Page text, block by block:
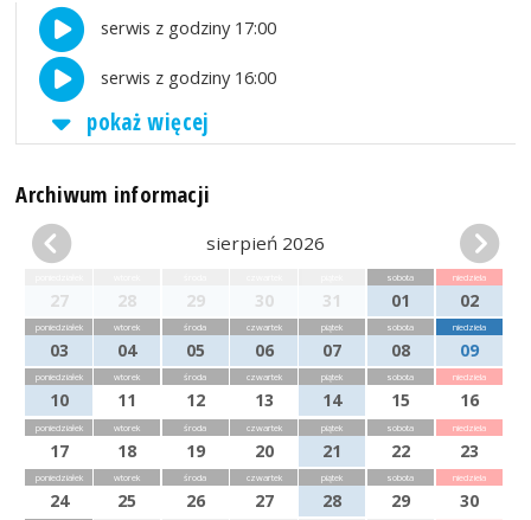
serwis z godziny 17:00
serwis z godziny 16:00
pokaż więcej
Archiwum informacji
sierpień 2026
27 28 29 30 31
sobota
01
niedziela
02
poniedziałek
03
wtorek
04
środa
05
czwartek
06
piątek
07
sobota
08
niedziela
09
poniedziałek
10
wtorek
11
środa
12
czwartek
13
piątek
14
sobota
15
niedziela
16
poniedziałek
17
wtorek
18
środa
19
czwartek
20
piątek
21
sobota
22
niedziela
23
poniedziałek
24
wtorek
25
środa
26
czwartek
27
piątek
28
sobota
29
niedziela
30